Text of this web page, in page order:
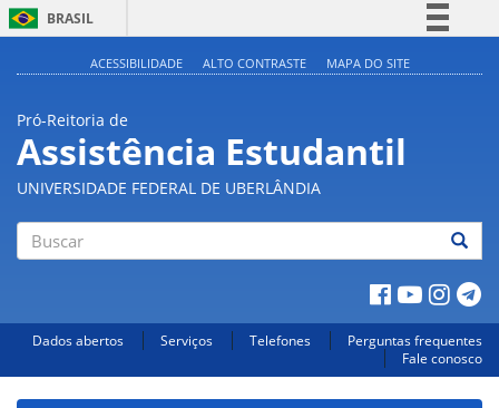
BRASIL
Acesso à informação
Legislação
Canais
ACESSIBILIDADE ALTO CONTRASTE MAPA DO SITE
Pró-Reitoria de
Assistência Estudantil
UNIVERSIDADE FEDERAL DE UBERLÂNDIA
Dados abertos Serviços Telefones
Perguntas frequentes
Fale conosco